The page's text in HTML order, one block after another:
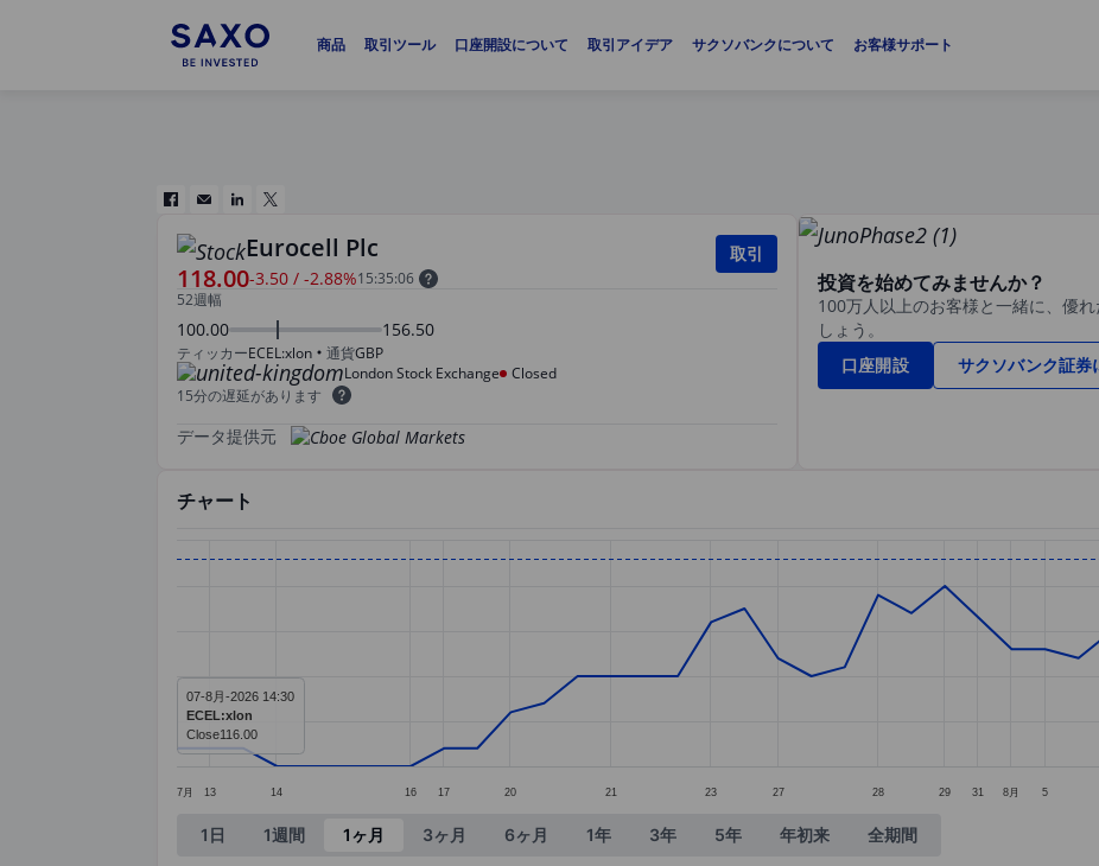
商品 取引ツール 口座開設について 取引アイデア サクソバンクについて お客様サポート
Eurocell Plc
118.00-3.50 / -2.88%15:35:06
取引
52週幅
100.00 156.50
ティッカーECEL:xlon 通貨GBP
London Stock Exchange
Closed
15分の遅延があります
データ提供元
投資を始めてみませんか？
100万人以上のお客様と一緒に、優
しょう。
口座開設
サクソバンク証券
チャート
The chart has 1 Y axis displaying values. Data ranges from 110 to 122.
7月 13 14 16 17 20 21 23 27 28 29 31 8月 5
07-8月-2026 14:30
ECEL:xlon
Close116.00
End of interactive chart.
1日 1週間 1ヶ月 3ヶ月 6ヶ月 1年 3年 5年 年初来 全期間